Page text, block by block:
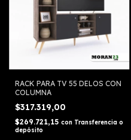
RACK PARA TV 55 DELOS CON
COLUMNA
$317.319,00
$269.721,15 con Transferencia o
depósito